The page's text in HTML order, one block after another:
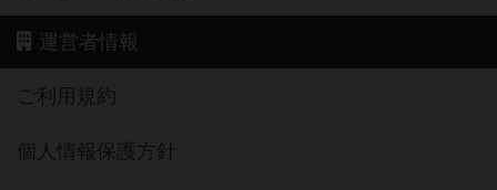
運営者情報
ご利用規約
個人情報保護方針